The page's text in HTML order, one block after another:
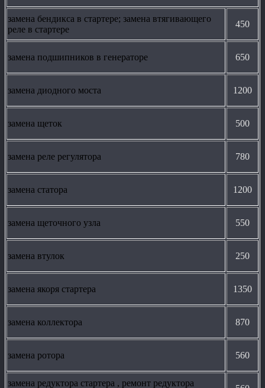
замена бендикса в стартере; замена втягивающего
реле в стартере
450
замена подшипников в генераторе 650
замена диодного моста 1200
замена щеток 500
замена реле регулятора 780
замена статора 1200
замена щеточного узла 550
замена втулок 250
замена якоря стартера 1350
замена коллектора 870
замена ротора 560
замена редуктора стартера , ремонт редуктора